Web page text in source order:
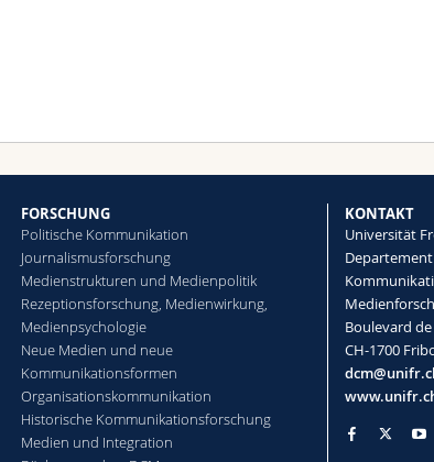
FORSCHUNG
Politische Kommunikation
Journalismusforschung
Medienstrukturen und Medienpolitik
Rezeptionsforschung, Medienwirkung,
Medienpsychologie
Neue Medien und neue
Kommunikationsformen
Organisationskommunikation
Historische Kommunikationsforschung
Medien und Integration
KONTAKT
Universität
Boulevard
CH-1700